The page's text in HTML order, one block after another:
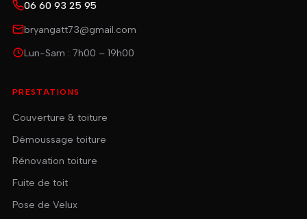
06 60 93 25 95
bryangatt73@gmail.com
Lun-Sam : 7h00 – 19h00
PRESTATIONS
Couverture & toiture
Démoussage toiture
Rénovation toiture
Fuite de toit
Pose de Velux